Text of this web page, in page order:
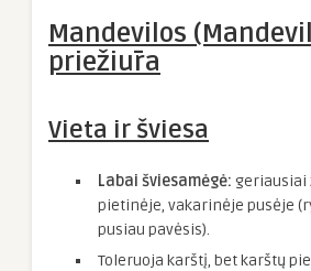
Mandevilos
priežiūra
Vieta ir šviesa
Labai šviesamėgė: geriausiai
pietinėje, vakarinėje pusėje
pusiau pavėsis).
Toleruoja karštį, bet karštų